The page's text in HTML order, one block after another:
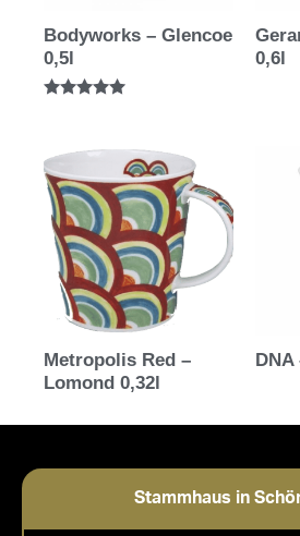
Bodyworks – Glencoe
0,5l
0,6l
Metropolis Red –
Lomond 0,32l
DNA
Stammhaus in